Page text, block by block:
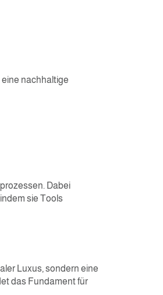
nachhaltige
Dabei
sie Tools
Luxus, sondern eine
das Fundament für